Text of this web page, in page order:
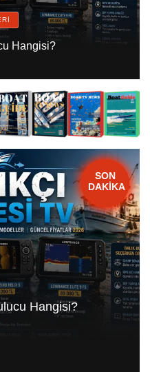
Hangisi?
Hangisi?
FLAŞ
HABER
SON
DAKİKA